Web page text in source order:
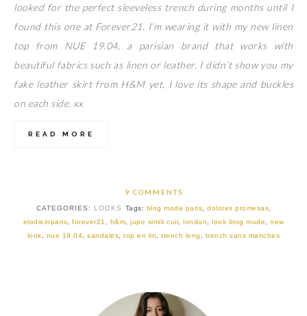
looked for the perfect sleeveless trench during months until I
found this one at Forever21. I’m wearing it with my new linen
top from NUE 19.04, a parisian brand that works with
beautiful fabrics such as linen or leather. I didn’t show you my
fake leather skirt from H&M yet, I love its shape and buckles
on each side. xx
READ MORE
9 COMMENTS
CATEGORIES: LOOKS Tags: blog mode paris, dolores promesas,
elodieinparis, forever21 , h&m, jupe simili cuir, london, look blog mode, new
look, nue 19.04,sandales,top en lin,trench long , trench sans manches